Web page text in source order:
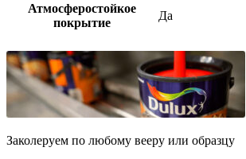
Атмосферостойкое
покрытие
Да
Заколеруем по любому вееру или образцу